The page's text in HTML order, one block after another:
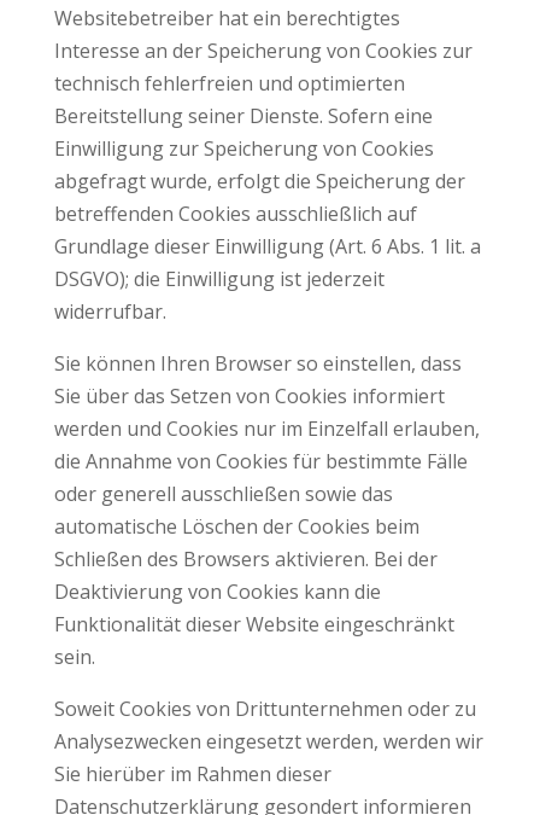
Websitebetreiber hat ein berechtigtes
Interesse an der Speicherung von Cookies zur
technisch fehlerfreien und optimierten
Bereitstellung seiner Dienste. Sofern eine
Einwilligung zur Speicherung von Cookies
abgefragt wurde, erfolgt die Speicherung der
betreffenden Cookies ausschließlich auf
Grundlage dieser Einwilligung (Art. 6 Abs. 1 lit. a
DSGVO); die Einwilligung ist jederzeit
widerrufbar.
Sie können Ihren Browser so einstellen, dass
Sie über das Setzen von Cookies informiert
werden und Cookies nur im Einzelfall erlauben,
die Annahme von Cookies für bestimmte Fälle
oder generell ausschließen sowie das
automatische Löschen der Cookies beim
Schließen des Browsers aktivieren. Bei der
Deaktivierung von Cookies kann die
Funktionalität dieser Website eingeschränkt
sein.
Soweit Cookies von Drittunternehmen oder zu
Analysezwecken eingesetzt werden, werden wir
Sie hierüber im Rahmen dieser
Datenschutzerklärung gesondert informieren